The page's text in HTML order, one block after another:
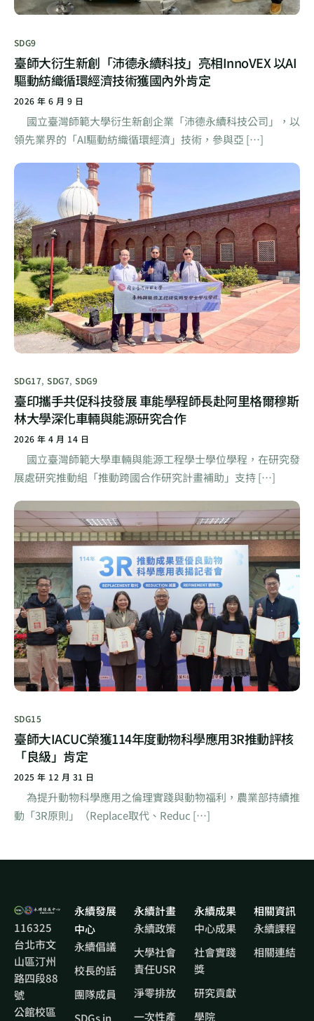
SDG9
臺師大衍生新創「沛德永續科技」亮相InnoVEX 以AI
驅動紡織循環經濟技術獲國內外肯定
2026 年 6 月 9 日
國立臺灣師範大學衍生新創企業「沛德永續科技公司」，以
領先業界的「AI驅動紡織循環經濟」技術，參與亞 […]
SDG17,SDG7,SDG9
臺印攜手共促科技發展 車能學程師長赴阿里格爾穆斯
林大學深化車輛與能源研究合作
2026 年 4 月 14 日
國立臺灣師範大學車輛與能源工程學士學位學程，在研究發
展處研究推動組「推動跨國合作研究計畫補助」支持 […]
SDG15
臺師大IACUC榮獲114年度動物科學應用3R推動評核
「良級」肯定
2025 年 12 月 31 日
為提升動物科學應用之倫理實踐與動物福利，農業部持續推
動「3R原則」（Replace取代、Reduc […]
116325
台北市文
山區汀州
路四段88
號
公館校區
永續發展
中心
永續倡議
校長的話
團隊成員
SDGs in
永續計畫
永續政策
大學社會
責任USR
淨零排放
一次性產
永續成果
中心成果
社會實踐
獎
研究貢獻
學院
相關資訊
永續課程
相關連結